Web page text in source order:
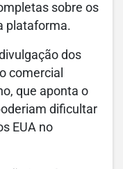
sobre os
plataforma.
dos
comercial
que aponta o
dificultar
EUA no